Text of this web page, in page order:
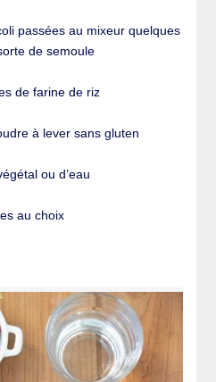
passées au mixeur quelques
de semoule
de farine de riz
à lever sans gluten
ou d’eau
au choix